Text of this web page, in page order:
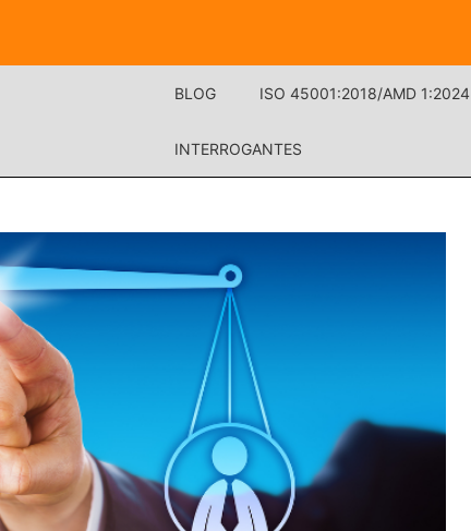
BLOG ISO 45001:2018/AMD 1:2024
INTERROGANTES